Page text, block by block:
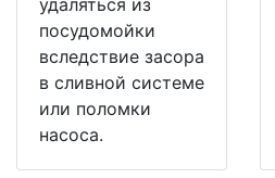
удаляться из
посудомойки
вследствие засора
в сливной системе
или поломки
насоса.